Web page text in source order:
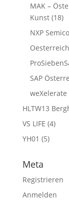
MAK –
Kunst(18)
NXP
SAP
weXelerate
HLTW13
VS LIFE (4)
YH01 (5)
Meta
Registrieren
Anmelden